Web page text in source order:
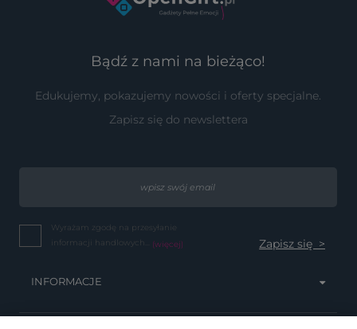
Bądź z nami na bieżąco!
Edukujemy, pokazujemy nowości i oferty specjalne.
Zapisz się do newslettera
Wyrażam zgodę na przesyłanie
informacji handlowych... (więcej)
INFORMACJE